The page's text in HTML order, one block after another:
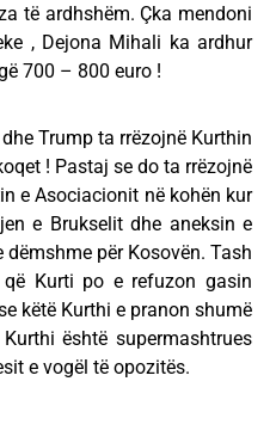
të ardhshëm. Çka mendoni
, Dejona Mihali ka ardhur
700 – 800 euro !
Trump ta rrëzojnë Kurthin
! Pastaj se do ta rrëzojnë
e Asociacionit në kohën kur
e Brukselit dhe aneksin e
dëmshme për Kosovën. Tash
Kurti po e refuzon gasin
këtë Kurthi e pranon shumë
është supermashtrues
e vogël të opozitës.